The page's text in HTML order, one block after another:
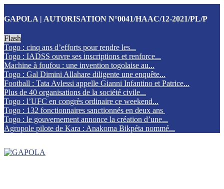
GAPOLA | AUTORISATION N°0041/HAAC/12-2021/PL/P
Flash
Togo : cinq ans d’efforts pour rendre les...
Togo : IADSS ouvre ses inscriptions et renforce...
Machine à foufou : une invention togolaise au...
Togo : Gal Dimini Allahare diligente une enquête...
Football : Tata Avlessi appelle Gianni Infantino et Patrice...
Plus de 40 organisations de la société civile...
Togo : l’UFC en congrès ordinaire ce weekend...
Togo : 132 fonctionnaires sanctionnés en deux ans
Togo : le gouvernement annonce la création d’une...
Agropole pilote de Kara : Anakoma Bikpéta nommé...